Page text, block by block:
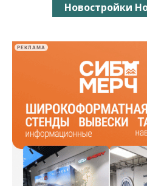
Новостройки
РЕКЛАМА